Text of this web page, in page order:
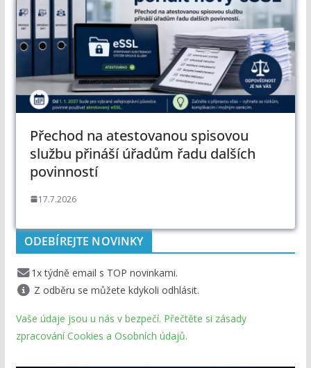
Přechod na atestovanou spisovou
službu přináší úřadům řadu dalších
povinností
17.7.2026
ODEBÍREJTE NOVINKY
1x týdně email s TOP novinkami.
Z odběru se můžete kdykoli odhlásit.
Vaše údaje jsou u nás v bezpečí. Přečtěte si zásady
zpracování Cookies a Osobních údajů.